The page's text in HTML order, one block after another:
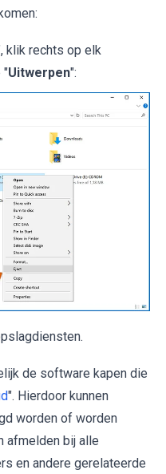
klik rechts op elk
"Uitwerpen":
de software kapen die
". Hierdoor kunnen
worden of worden
afmelden bij alle
en andere gerelateerde